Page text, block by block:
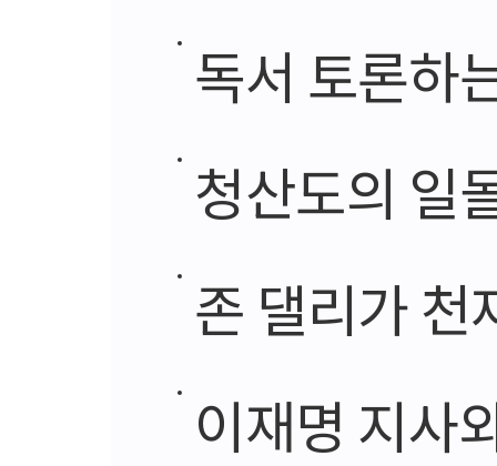
독서 토론하는
청산도의 일
존 댈리가 천
이재명 지사